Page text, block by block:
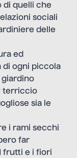
di quelli che
sociali
delle
ed
di ogni piccola
giardino
terriccio
sia le
i rami secchi
far
frutti e i fiori